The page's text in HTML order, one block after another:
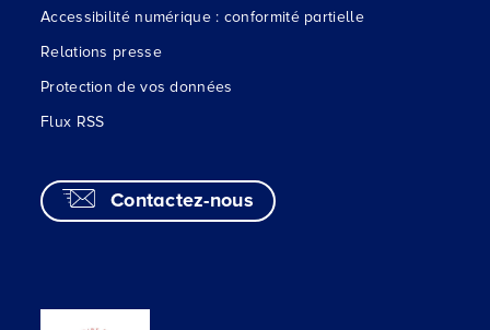
Accessibilité numérique : conformité partielle
Relations presse
Protection de vos données
Flux RSS
Contactez-nous